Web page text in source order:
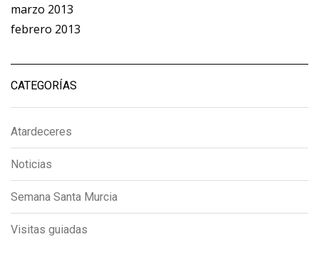
marzo 2013
febrero 2013
CATEGORÍAS
Atardeceres
Noticias
Semana Santa Murcia
Visitas guiadas